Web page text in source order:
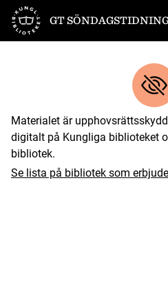
Till startsidan
GT
Materialet är
digitalt på Kungliga biblioteket
bibliotek.
Se lista på bibliotek som